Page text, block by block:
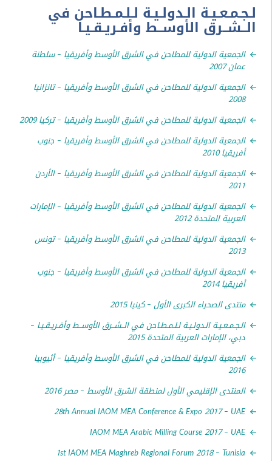
الـدولـيـة لـلـمـطـاحن في
الأوســط وأفـريـقـيـا
الدولية للمطاحن في الشرق الأوسط وأفريقيا – سلطنة
الدولية للمطاحن في الشرق الأوسط وأفريقيا – تانزانيا
الدولية للمطاحن في الشرق الأوسط وأفريقيا – تركيا 2009
الدولية للمطاحن في الشرق الأوسط وأفريقيا – جنوب
الدولية للمطاحن في الشرق الأوسط وأفريقيا – الأردن
الدولية للمطاحن في الشرق الأوسط وأفريقيا – الإمارات
المتحدة 2012
الدولية للمطاحن في الشرق الأوسط وأفريقيا – تونس
الدولية للمطاحن في الشرق الأوسط وأفريقيا – جنوب
الصحراء الكبرى الأول – كينيا 2015
الـدولـيـة لـلـمـطـاحن في الــشــرق الأوســط وأفـريـقـيـا –
العربية المتحدة 2015
الدولية للمطاحن في الشرق الأوسط وأفريقيا – أثيوبيا
الإقليمي الأول لمنطقة الشرق الأوسط – مصر 2016
28th Annual IAOM MEA Conference & Expo 2017 –
IAOM MEA Arabic Milling Course 2017 –
1st IAOM MEA Maghreb Regional Forum 2018 –